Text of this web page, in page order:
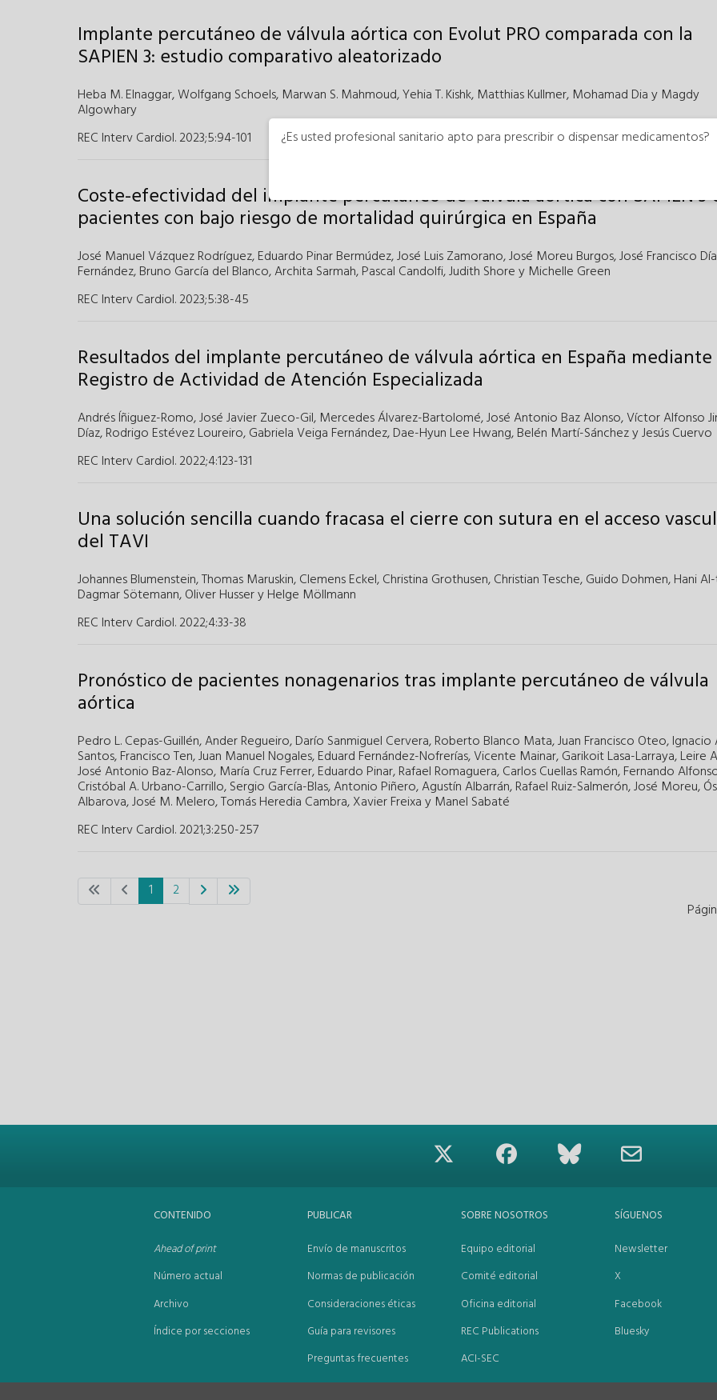
Implante percutáneo de válvula aórtica con Evolut PRO comparada con la
SAPIEN 3: estudio comparativo aleatorizado
Heba M. Elnaggar,Wolfgang Schoels, Marwan S. Mahmoud,Yehia T. Kishk, Matthias Kullmer, Mohamad Diay Magdy
Algowhary
REC Interv Cardiol. 2023;5:94-101
Coste-efectividad del implante percutáneo de válvula aórtica con SAPIEN 3
pacientes con bajo riesgo de mortalidad quirúrgica en España
José Manuel Vázquez Rodríguez,Eduardo Pinar Bermúdez,José Luis Zamorano,José Moreu Burgos,José Francisco
Fernández,Bruno García del Blanco,Archita Sarmah,Pascal Candolfi,Judith Shorey Michelle Green
REC Interv Cardiol. 2023;5:38-45
Resultados del implante percutáneo de válvula aórtica en España mediante
Registro de Actividad de Atención Especializada
Andrés Íñiguez-Romo,José Javier Zueco-Gil, Mercedes Álvarez-Bartolomé,José Antonio Baz Alonso,Víctor Alfonso
Díaz,Rodrigo Estévez Loureiro,Gabriela Veiga Fernández,Dae-Hyun Lee Hwang,Belén Martí-SánchezyJesús Cuervo
REC Interv Cardiol. 2022;4:123-131
Una solución sencilla cuando fracasa el cierre con sutura en el acceso
del TAVI
Johannes Blumenstein,Thomas Maruskin,Clemens Eckel,Christina Grothusen,Christian Tesche,Guido Dohmen,Hani
Dagmar Sötemann,Oliver HusseryHelge Möllmann
REC Interv Cardiol. 2022;4:33-38
Pronóstico de pacientes nonagenarios tras implante percutáneo de válvula
aórtica
Pedro L. Cepas-Guillén,Ander Regueiro,Darío Sanmiguel Cervera,Roberto Blanco Mata,Juan Francisco Oteo,Ignacio
Santos,Francisco Ten,Juan Manuel Nogales,Eduard Fernández-Nofrerías,Vicente Mainar,Garikoit Lasa-Larraya,Leire
José Antonio Baz-Alonso, María Cruz Ferrer,Eduardo Pinar,Rafael Romaguera,Carlos Cuellas Ramón,Fernando
Cristóbal A. Urbano-Carrillo,Sergio García-Blas,Antonio Piñero,Agustín Albarrán,Rafael Ruiz-Salmerón,José Moreu,
Albarova,José M. Melero,Tomás Heredia Cambra,Xavier Freixay Manel Sabaté
REC Interv Cardiol. 2021;3:250-257
1 2
CONTENIDO
Ahead of print
Número actual
Archivo
Índice por secciones
PUBLICAR
Envío de manuscritos
Normas de publicación
Consideraciones éticas
Guía para revisores
Preguntas frecuentes
SOBRE NOSOTROS
Equipo editorial
Comité editorial
Oficina editorial
REC Publications
ACI-SEC
SÍGUENOS
Newsletter
X
Facebook
Bluesky
¿Es usted profesional sanitario apto para prescribir o dispensar medicamentos?